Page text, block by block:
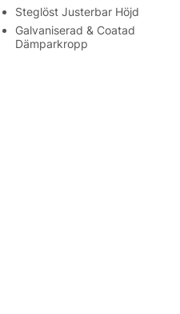
Steglöst Justerbar Höjd
Galvaniserad & Coatad
Dämparkropp